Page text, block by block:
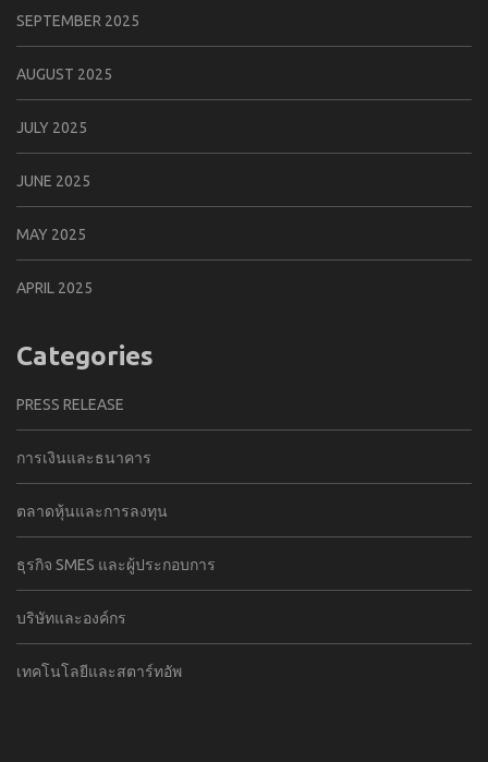
SEPTEMBER 2025
AUGUST 2025
JULY 2025
JUNE 2025
MAY 2025
APRIL 2025
Categories
PRESS RELEASE
การเงินและธนาคาร
ตลาดหุ้นและการลงทุน
ธุรกิจ SMES และผู้ประกอบการ
บริษัทและองค์กร
เทคโนโลยีและสตาร์ทอัพ